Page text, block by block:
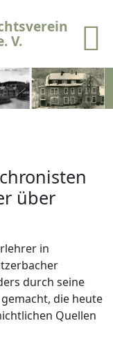
V.
über
in
durch seine
die heute
Quellen